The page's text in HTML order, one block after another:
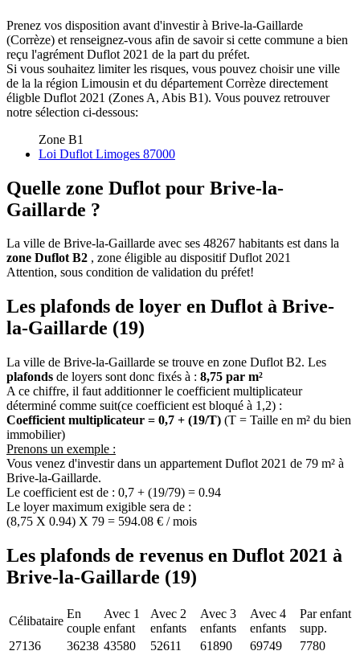
Prenez vos disposition avant d'investir à Brive-la-Gaillarde
(Corrèze) et renseignez-vous afin de savoir si cette commune a bien
reçu l'agrément Duflot 2021 de la part du préfet.
Si vous souhaitez limiter les risques, vous pouvez choisir une ville
de la la région Limousin et du département Corrèze directement
éligble Duflot 2021 (Zones A, Abis B1). Vous pouvez retrouver
notre sélection ci-dessous:
Zone B1
Loi Duflot Limoges 87000
Quelle zone Duflot pour Brive-la-
Gaillarde ?
La ville de Brive-la-Gaillarde avec ses 48267 habitants est dans la
zone Duflot B2 , zone éligible au dispositif Duflot 2021
Attention, sous condition de validation du préfet!
Les plafonds de loyer en Duflot à Brive-
la-Gaillarde (19)
La ville de Brive-la-Gaillarde se trouve en zone Duflot B2. Les
plafonds de loyers sont donc fixés à : 8,75 par m²
A ce chiffre, il faut additionner le coefficient multiplicateur
déterminé comme suit(ce coefficient est bloqué à 1,2) :
Coefficient multiplicateur = 0,7 + (19/T) (T = Taille en m² du bien
immobilier)
Prenons un exemple :
Vous venez d'investir dans un appartement Duflot 2021 de 79 m² à
Brive-la-Gaillarde.
Le coefficient est de : 0,7 + (19/79) = 0.94
Le loyer maximum exigible sera de :
(8,75 X 0.94) X 79 = 594.08 € / mois
Les plafonds de revenus en Duflot 2021 à
Brive-la-Gaillarde (19)
Célibataire
En
couple
Avec 1
enfant
Avec 2
enfants
Avec 3
enfants
Avec 4
enfants
Par enfant
supp.
27136
36238 43580 52611 61890 69749
7780